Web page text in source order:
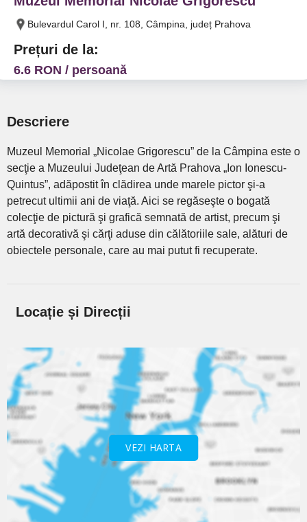
Bulevardul Carol I, nr. 108, Câmpina, județ Prahova
Prețuri de la:
6.6 RON / persoană
Descriere
Muzeul Memorial „Nicolae Grigorescu” de la Câmpina este o
secţie a Muzeului Judeţean de Artă Prahova „Ion Ionescu-
Quintus”, adăpostit în clădirea unde marele pictor şi-a
petrecut ultimii ani de viaţă. Aici se regăseşte o bogată
colecţie de pictură şi grafică semnată de artist, precum şi
artă decorativă şi cărţi aduse din călătoriile sale, alături de
obiectele personale, care au mai putut fi recuperate.
Locație și Direcții
VEZI HARTA